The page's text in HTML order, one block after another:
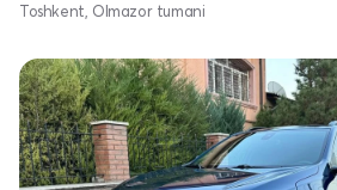
Toshkent, Olmazor tumani